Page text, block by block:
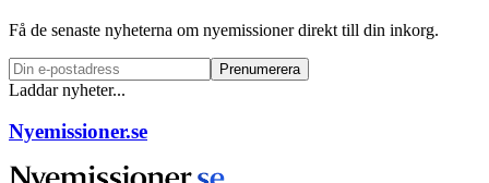
Få de senaste nyheterna om nyemissioner direkt till din inkorg.
Prenumerera
Laddar nyheter...
Nyemissioner.se